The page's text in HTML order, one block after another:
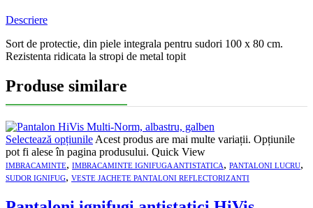
Descriere
Sort de protectie, din piele integrala pentru sudori 100 x 80 cm.
Rezistenta ridicata la stropi de metal topit
Produse similare
Selectează opțiunile Acest produs are mai multe variații. Opțiunile
pot fi alese în pagina produsului. Quick View
IMBRACAMINTE, IMBRACAMINTE IGNIFUGA ANTISTATICA, PANTALONI LUCRU,
SUDOR IGNIFUG, VESTE JACHETE PANTALONI REFLECTORIZANTI